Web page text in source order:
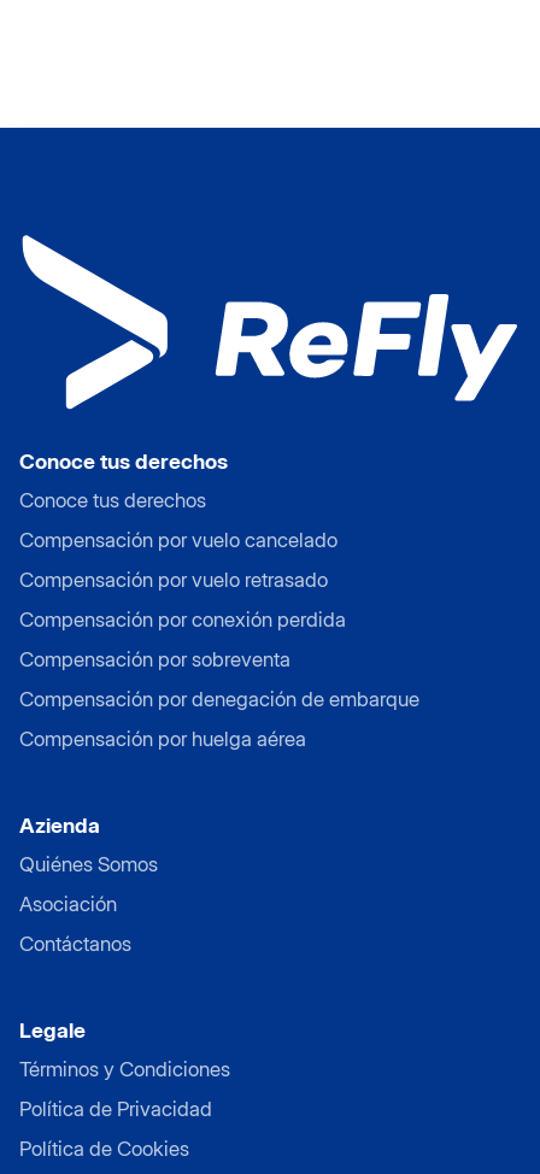
Conoce tus derechos
Conoce tus derechos
Compensación por vuelo cancelado
Compensación por vuelo retrasado
Compensación por conexión perdida
Compensación por sobreventa
Compensación por denegación de embarque
Compensación por huelga aérea
Azienda
Quiénes Somos
Asociación
Contáctanos
Legale
Términos y Condiciones
Política de Privacidad
Política de Cookies